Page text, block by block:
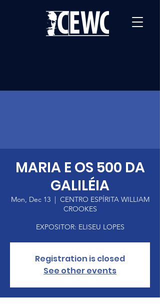
MARIA E OS 500 DA
GALILÉIA
Mon, Dec 13
  |
CENTRO ESPÍRITA WILLIAM
CROOKES
EXPOSITOR: ELISEU LOPES
Registration is closed
See other events